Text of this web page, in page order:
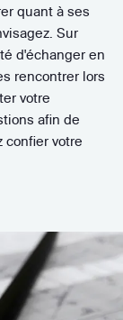
quant à ses
Sur
d'échanger en
rencontrer lors
votre
afin de
confier votre